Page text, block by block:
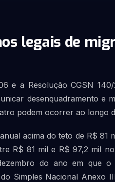
legais de
e a Resolução CGSN
desenquadramento e
podem ocorrer ao longo
acima do teto de R$ 81
R$ 81 mil e R$ 97,2 mil
do ano em que
Simples Nacional Anexo